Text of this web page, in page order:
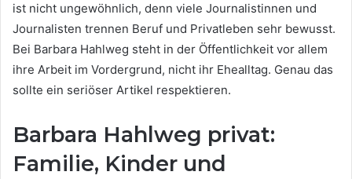
ist nicht ungewöhnlich, denn viele Journalistinnen und
Journalisten trennen Beruf und Privatleben sehr bewusst.
Bei Barbara Hahlweg steht in der Öffentlichkeit vor allem
ihre Arbeit im Vordergrund, nicht ihr Ehealltag. Genau das
sollte ein seriöser Artikel respektieren.
Barbara Hahlweg privat:
Familie, Kinder und